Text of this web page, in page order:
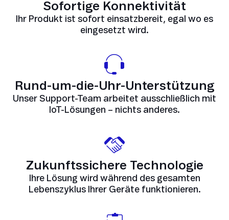
Sofortige Konnektivität
Ihr Produkt ist sofort einsatzbereit, egal wo es
eingesetzt wird.
Rund-um-die-Uhr-Unterstützung
Unser Support-Team arbeitet ausschließlich mit
IoT-Lösungen – nichts anderes.
Zukunftssichere Technologie
Ihre Lösung wird während des gesamten
Lebenszyklus Ihrer Geräte funktionieren.